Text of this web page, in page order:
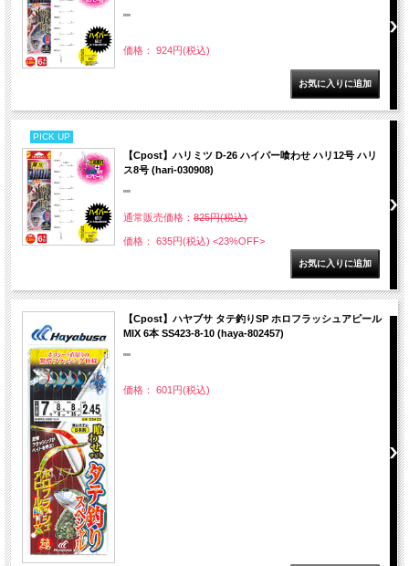
""
価格： 924円(税込)
PICK UP
【Cpost】ハリミツ D-26 ハイパー喰わせ ハリ12号 ハリ
ス8号 (hari-030908)
""
通常販売価格： 825円(税込)
価格： 635円(税込) <23%OFF>
【Cpost】ハヤブサ タテ釣りSP ホロフラッシュアピール
MIX 6本 SS423-8-10 (haya-802457)
""
価格： 601円(税込)